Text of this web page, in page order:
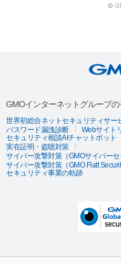
©
GMOインターネットグループ
世界初総合ネットセキュリティサー
パスワード漏洩診断
Webサイト
セキュリティ相談AIチャットボット
実在証明・盗聴対策
サイバー攻撃対策（GMOサイバーセ
サイバー攻撃対策（GMO Flatt
セキュリティ事業の軌跡